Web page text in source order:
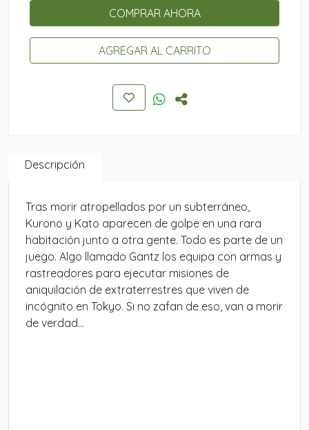
COMPRAR AHORA
AGREGAR AL CARRITO
Descripción
Tras morir atropellados por un subterráneo,
Kurono y Kato aparecen de golpe en una rara
habitación junto a otra gente. Todo es parte de un
juego. Algo llamado Gantz los equipa con armas y
rastreadores para ejecutar misiones de
aniquilación de extraterrestres que viven de
incógnito en Tokyo. Si no zafan de eso, van a morir
de verdad...